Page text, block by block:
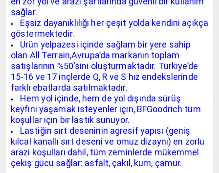
sağlar.
Eşsiz dayanıklılığı her çeşit yolda kendini açıkça
göstermektedir.
Ürün yelpazesi içinde sağlam bir yere sahip
olan All Terrain,Avrupa’da markanın toplam
satışlarının %50‘sini oluşturmaktadır. Türkiye’de
15-16 ve 17 inçlerde Q, R ve S hız endekslerinde
farklı ebatlarda satılmaktadır.
Hem yol içinde, hem de yol dışında sürüş
keyfini yaşamak isteyenler için, BFGoodrich tüm
koşullar için bir lastik sunuyor.
Lastiğin sırt deseninin agresif yapısı (geniş
kılcal kanallı sırt deseni ve omuz dizaynı) en zorlu
arazi koşulları dahil, tüm zeminlerde mükemmel
çekiş gücü sağlar: asfalt, çakıl, kum, çamur.